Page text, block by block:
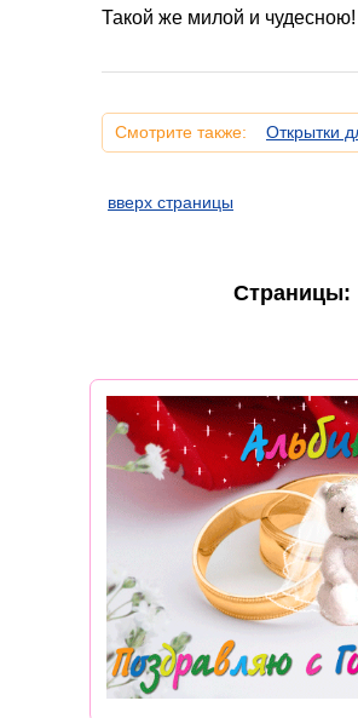
Такой же милой и чудесною!
Смотрите также: Открытки
вверх страницы
Страницы: